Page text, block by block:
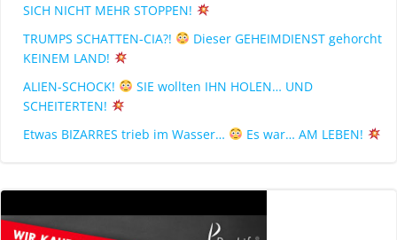
SICH NICHT MEHR STOPPEN!
TRUMPS SCHATTEN-CIA?!
Dieser GEHEIMDIENST gehorcht
KEINEM LAND!
ALIEN-SCHOCK!
SIE wollten IHN HOLEN… UND
SCHEITERTEN!
Etwas BIZARRES trieb im Wasser…
Es war… AM LEBEN!